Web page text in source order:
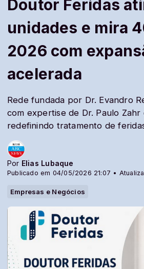
Doutor Feridas
unidades e mira
2026 com
acelerada
Rede fundada por Dr. Evandro
com expertise de Dr. Paulo
redefinindo tratamento de
Por Elias Lubaque
Publicado em 04/05/2026 21:07 •
Empresas e Negócios